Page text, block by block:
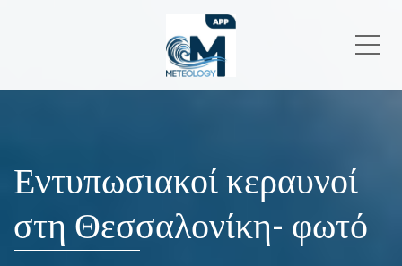
Εντυπωσιακοί κεραυνοί
στη Θεσσαλονίκη- φωτό